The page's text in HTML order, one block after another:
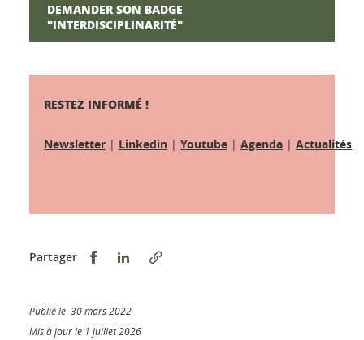
DEMANDER SON BADGE
"INTERDISCIPLINARITÉ"
RESTEZ INFORMÉ !
Newsletter | Linkedin | Youtube | Agenda | Actualités
Partager Partager sur Facebook
Partager sur LinkedIn
Publié le 30 mars 2022
Mis à jour le 1 juillet 2026